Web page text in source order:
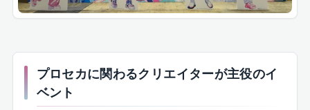
プロセカに関わるクリエイターが主役のイ
ベント